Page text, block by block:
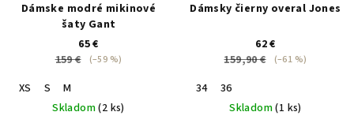
Dámske modré mikinové
šaty Gant
65 €
159 €
(–59 %)
XS S
M
Skladom(2 ks)
Dámsky čierny overal Jones
62 €
159,90 €
(–61 %)
34
36
Skladom(1 ks)